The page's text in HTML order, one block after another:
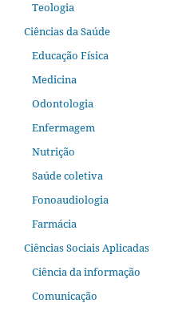
Teologia
Ciências da Saúde
Educação Física
Medicina
Odontologia
Enfermagem
Nutrição
Saúde coletiva
Fonoaudiologia
Farmácia
Ciências Sociais Aplicadas
Ciência da informação
Comunicação